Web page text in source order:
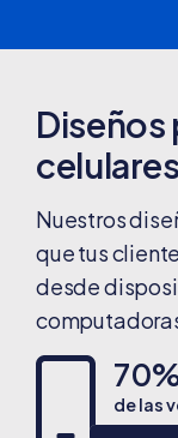
Diseños
celulares
Nuestros
que tus
desde
de las